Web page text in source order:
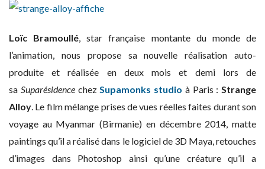
Loïc Bramoullé, star française montante du monde de
l’animation, nous propose sa nouvelle réalisation auto-
produite et réalisée en deux mois et demi lors de
sa SuparésidencechezSupamonks studio à Paris : Strange
Alloy. Le film mélange prises de vues réelles faites durant son
voyage au Myanmar (Birmanie) en décembre 2014, matte
paintings qu’il a réalisé dans le logiciel de 3D Maya, retouches
d’images dans Photoshop ainsi qu’une créature qu’il a